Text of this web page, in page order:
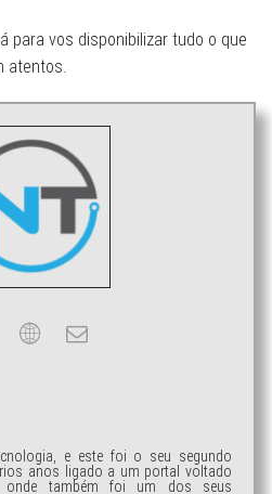
para vos disponibilizar tudo o que
atentos.
e este foi o seu segundo
anos ligado a um portal voltado
onde também foi um dos seus